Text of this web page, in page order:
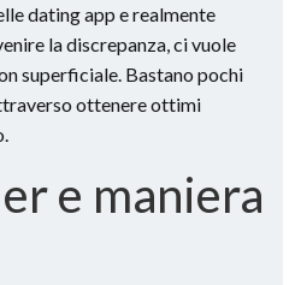
dating app e realmente
la discrepanza, ci vuole
superficiale. Bastano pochi
ottenere ottimi
e maniera